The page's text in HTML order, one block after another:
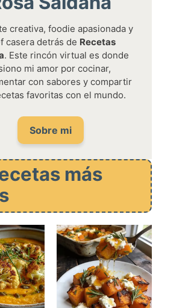
creativa, foodie apasionada y
casera detrás de Recetas
. Este rincón virtual es donde
mi amor por cocinar,
con sabores y compartir
favoritas con el mundo.
Sobre mi
más